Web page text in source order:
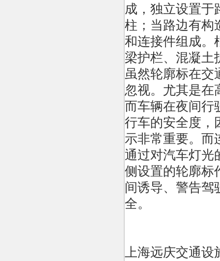
成，独立设置于
柱；当路边有构
和连接件组成。
梁护栏、混凝土
虽然轮廓标在交
忽视。尤其是在
而车辆在夜间行
行车的安全度，
示非常重要。而
通过对汽车灯光
侧设置的轮廓标
间诱导、警告驾
全。
上海远庆交通